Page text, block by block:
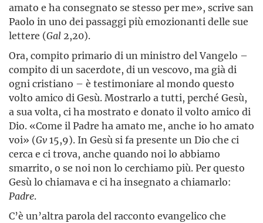
amato e ha consegnato se stesso per me», scrive san
Paolo in uno dei passaggi più emozionanti delle sue
lettere (Gal 2,20).
Ora, compito primario di un ministro del Vangelo –
compito di un sacerdote, di un vescovo, ma già di
ogni cristiano – è testimoniare al mondo questo
volto amico di Gesù. Mostrarlo a tutti, perché Gesù,
a sua volta, ci ha mostrato e donato il volto amico di
Dio. «Come il Padre ha amato me, anche io ho amato
voi» (Gv15,9). In Gesù si fa presente un Dio che ci
cerca e ci trova, anche quando noi lo abbiamo
smarrito, o se noi non lo cerchiamo più. Per questo
Gesù lo chiamava e ci ha insegnato a chiamarlo:
Padre.
C’è un’altra parola del racconto evangelico che